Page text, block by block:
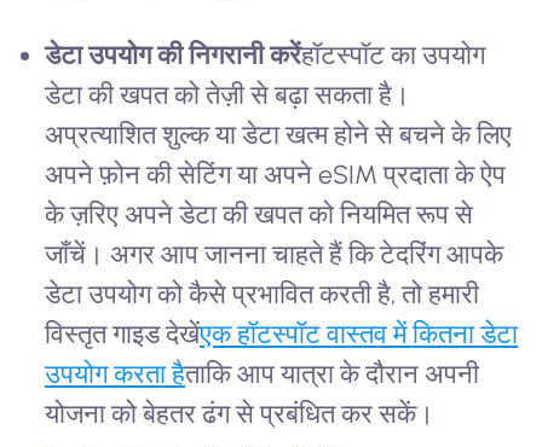
डेटा उपयोग की निगरानी करेंहॉटस्पॉट का उपयोग
डेटा की खपत को तेज़ी से बढ़ा सकता है।
अप्रत्याशित शुल्क या डेटा खत्म होने से बचने के लिए
अपने फ़ोन की सेटिंग या अपने eSIM प्रदाता के ऐप
के ज़रिए अपने डेटा की खपत को नियमित रूप से
जाँचें। अगर आप जानना चाहते हैं कि टेदरिंग आपके
डेटा उपयोग को कैसे प्रभावित करती है, तो हमारी
विस्तृत गाइड देखेंएक हॉटस्पॉट वास्तव में कितना डेटा
उपयोग करता हैताकि आप यात्रा के दौरान अपनी
योजना को बेहतर ढंग से प्रबंधित कर सकें।